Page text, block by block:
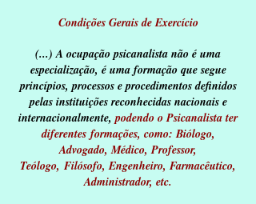
Condições Gerais de Exercício
(...) A ocupação psicanalista não é uma
especialização, é uma formação que segue
princípios, processos e procedimentos definidos
pelas instituições reconhecidas nacionais e
internacionalmente,podendo o Psicanalista ter
diferentes formações, como: Biólogo,
Advogado, Médico, Professor,
Teólogo, Filósofo, Engenheiro, Farmacêutico,
Administrador, etc.